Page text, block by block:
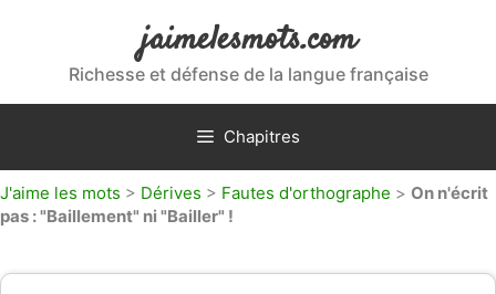
jaimelesmots.com
Richesse et défense de la langue française
Chapitres
J'aime les mots > Dérives > Fautes d'orthographe > On n'écrit
pas : "Baillement" ni "Bailler" !